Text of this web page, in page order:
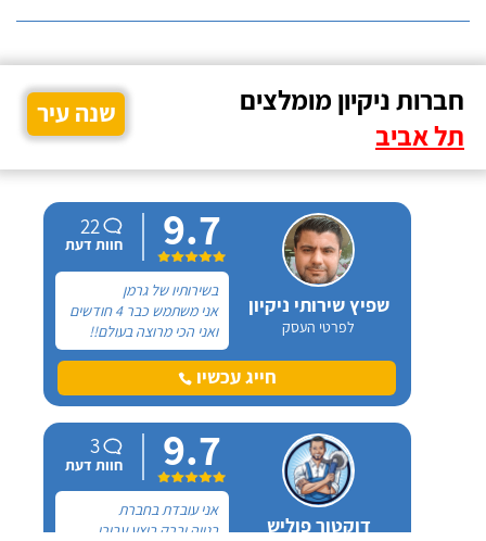
חברות ניקיון מומלצים
תל אביב
שנה עיר
שפיץ שירותי ניקיון
לפרטי העסק
9.7
22
חוות דעת
בשירותיו של גרמן
אני משתמש כבר 4 חודשים
ואני הכי מרוצה בעולם!!
הגעתי אליו דרך כרטיס
ביקור שהיה בתיבת הדואר
בבניין בו אני מתגורר, בתור
ניקיון לתחזוקת הבניין,
פניתי לגרמן ואחרי
שקיבלתי הצעה הוגנת
סגרנו תחילת עבודה.
חייג עכשיו
דוקטור פוליש
9.7
3
חוות דעת
אני עובדת בחברת
בנייה וברק ביצע עבורי